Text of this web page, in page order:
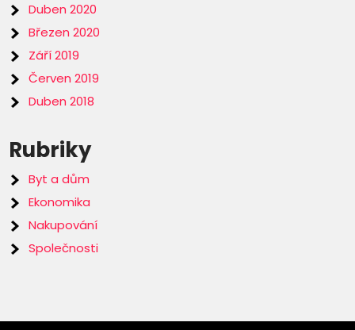
Duben 2020
Březen 2020
Září 2019
Červen 2019
Duben 2018
Rubriky
Byt a dům
Ekonomika
Nakupování
Společnosti